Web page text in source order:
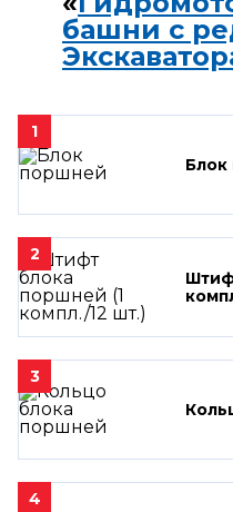
башни с
1
2
3
4